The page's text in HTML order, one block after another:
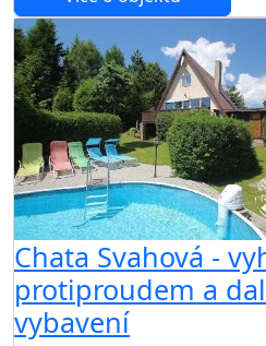
Chata Svahová -
protiproudem a
vybavení